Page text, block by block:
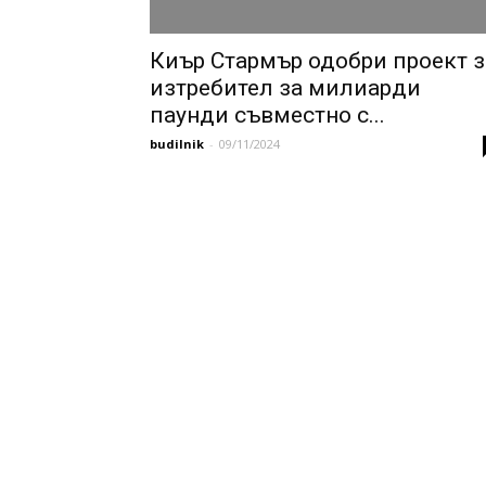
Киър Стармър одобри проект
изтребител за милиарди
паунди съвместно с...
budilnik - 09/11/2024